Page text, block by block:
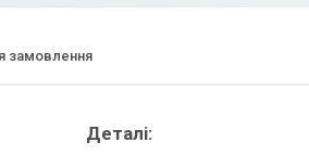
замовлення
Деталі: